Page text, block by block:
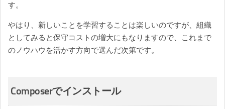
す。
やはり、新しいことを学習することは楽しいのですが、組織
としてみると保守コストの増大にもなりますので、これまで
のノウハウを活かす方向で選んだ次第です。
Composerでインストール